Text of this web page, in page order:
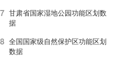
7 甘肃省国家湿地公园功能区划数
据
8 全国国家级自然保护区功能区划
数据